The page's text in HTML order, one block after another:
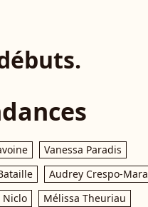
Vanessa Paradis
Audrey Crespo-Mara
Niclo
Mélissa Theuriau